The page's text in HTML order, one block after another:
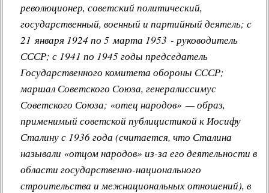
революционер, советский политический,
государственный, военный и партийный деятель; с
21 января 1924 по 5 марта 1953 - руководитель
СССР; с 1941 по 1945 годы председатель
Государственного комитета обороны СССР;
маршал Советского Союза, генералиссимус
Советского Союза; «отец народов» — образ,
применимый советской публицистикой к Иосифу
Сталину с 1936 года (считается, что Сталина
называли «отцом народов» из-за его деятельности в
области государственно-национального
строительства и межнациональных отношений), в